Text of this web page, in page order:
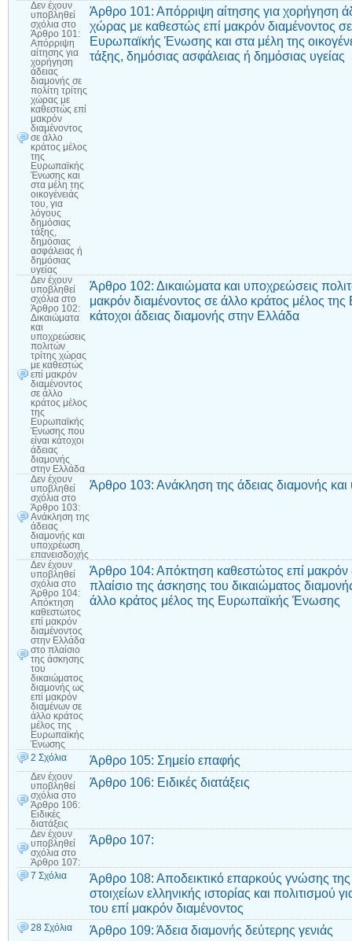
Δεν έχουν
υποβληθεί
σχόλια στο
Άρθρο 101:
Απόρριψη
αίτησης για
χορήγηση
άδειας
διαμονής σε
πολίτη τρίτης
χώρας με
καθεστώς επί
μακρόν
διαμένοντος
σε άλλο
κράτος μέλος
της
Ευρωπαϊκής
Ένωσης και
στα μέλη της
οικογένειάς
του, για
λόγους
δημόσιας
τάξης,
δημόσιας
ασφάλειας ή
δημόσιας
υγείας
Άρθρο 101: Απόρριψη αίτησης για χορήγηση
χώρας με καθεστώς επί μακρόν διαμένοντος
Ευρωπαϊκής Ένωσης και στα μέλη της
τάξης, δημόσιας ασφάλειας ή δημόσιας υγείας
Δεν έχουν
υποβληθεί
σχόλια στο
Άρθρο 102:
Δικαιώματα
και
υποχρεώσεις
πολιτών
τρίτης χώρας
με καθεστώς
επί μακρόν
διαμένοντος
σε άλλο
κράτος μέλος
της
Ευρωπαϊκής
Ένωσης που
είναι κάτοχοι
άδειας
διαμονής
στην Ελλάδα
Άρθρο 102: Δικαιώματα και υποχρεώσεις
μακρόν διαμένοντος σε άλλο κράτος μέλος
κάτοχοι άδειας διαμονής στην Ελλάδα
Δεν έχουν
υποβληθεί
σχόλια στο
Άρθρο 103:
Ανάκληση της
άδειας
διαμονής και
υποχρέωση
επανεισδοχής
Άρθρο 103: Ανάκληση της άδειας διαμονής
Δεν έχουν
υποβληθεί
σχόλια στο
Άρθρο 104:
Απόκτηση
καθεστώτος
επί μακρόν
διαμένοντος
στην Ελλάδα
στο πλαίσιο
της άσκησης
του
δικαιώματος
διαμονής ως
επί μακρόν
διαμένων σε
άλλο κράτος
μέλος της
Ευρωπαϊκής
Ένωσης
Άρθρο 104: Απόκτηση καθεστώτος επί μακρόν
πλαίσιο της άσκησης του δικαιώματος
άλλο κράτος μέλος της Ευρωπαϊκής Ένωσης
2 Σχόλια Άρθρο 105: Σημείο επαφής
Δεν έχουν
υποβληθεί
σχόλια στο
Άρθρο 106:
Ειδικές
διατάξεις
Άρθρο 106: Ειδικές διατάξεις
Δεν έχουν
υποβληθεί
σχόλια στο
Άρθρο 107:
Άρθρο 107:
7 Σχόλια
Άρθρο 108: Αποδεικτικό επαρκούς γνώσης
στοιχείων ελληνικής ιστορίας και πολιτισμού
του επί μακρόν διαμένοντος
28 Σχόλια Άρθρο 109: Άδεια διαμονής δεύτερης γενιάς